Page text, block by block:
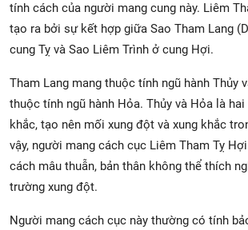
tính cách của người mang cung này. Liêm
tạo ra bởi sự kết hợp giữa Sao Tham Lang
cung Tỵ và Sao Liêm Trình ở cung Hợi.
Tham Lang mang thuộc tính ngũ hành Thủy
thuộc tính ngũ hành Hỏa. Thủy và Hỏa là
khắc, tạo nên mối xung đột và xung khắc
vậy, người mang cách cục Liêm Tham Tỵ
cách mâu thuẫn, bản thân không thể thích
trường xung đột.
Người mang cách cục này thường có tính